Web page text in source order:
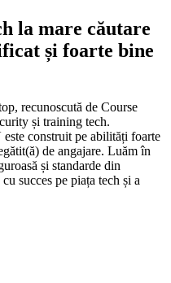
la mare căutare
și foarte bine
recunoscută de Course
și training tech.
construit pe abilități foarte
de angajare. Luăm în
și standarde din
succes pe piața tech și a